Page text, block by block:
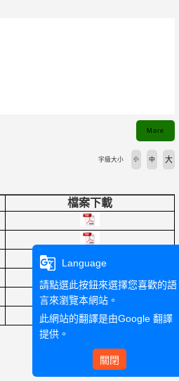
More
字級大小 小 中 大
檔案下載
g_translate
Language
請點選此按鈕來選擇您喜歡的語
言來瀏覽本網站。
此網站的翻譯是由Google 翻譯
提供。
關閉